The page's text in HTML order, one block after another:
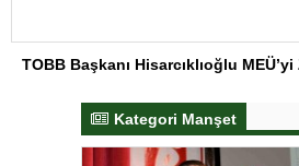
TOBB Başkanı Hisarcıklıoğlu
Kategori Manşet